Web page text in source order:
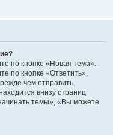
по кнопке «Новая тема».
по кнопке «Ответить».
чем отправить
внизу страниц
темы», «Вы можете